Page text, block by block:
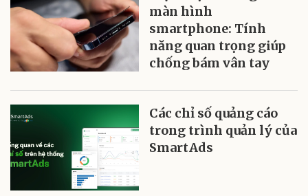
màn hình
smartphone: Tính
năng quan trọng giúp
chống bám vân tay
Các chỉ số quảng cáo
trong trình quản lý của
SmartAds